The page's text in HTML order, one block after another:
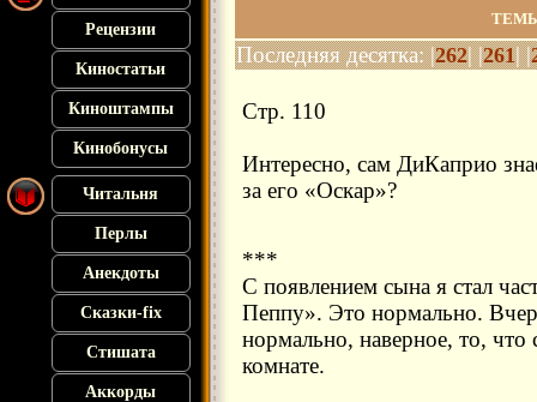
Рецензии
Киностатьи
Киноштампы
Кинобонусы
Читальня
Перлы
Анекдоты
Сказки-fix
Стишата
Аккорды
Последняя десятка: |262| |261| |
Стр. 110
Интересно, сам ДиКаприо
за его «Оскар»?
***
С появлением сына я стал
Пеппу». Это нормально.
нормально, наверное, то,
комнате.